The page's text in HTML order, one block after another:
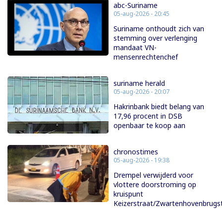
abc-Suriname
05-aug-2026 - 20:45
Suriname onthoudt zich van
stemming over verlenging
mandaat VN-
mensenrechtenchef
suriname herald
05-aug-2026 - 20:07
Hakrinbank biedt belang van
17,96 procent in DSB
openbaar te koop aan
chronostimes
05-aug-2026 - 19:38
Drempel verwijderd voor
vlottere doorstroming op
kruispunt
Keizerstraat/